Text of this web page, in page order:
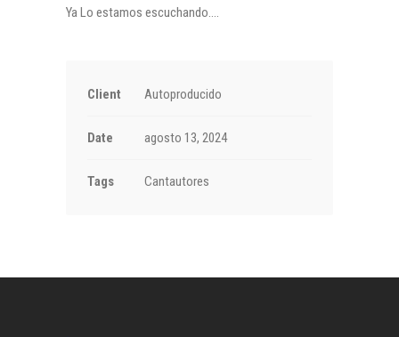
Ya Lo estamos escuchando….
Client Autoproducido
Date agosto 13, 2024
Tags Cantautores